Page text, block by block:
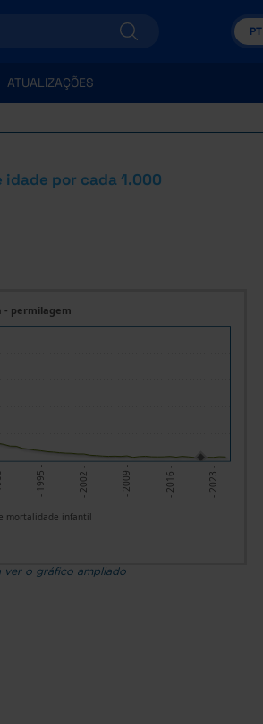
PT
ATUALIZAÇÕES
idade por cada 1.000
- - 1995 - - 2002 - - 2009 - - 2016 - - 2023 -
- permilagem
mortalidade infantil
ver o gráfico ampliado